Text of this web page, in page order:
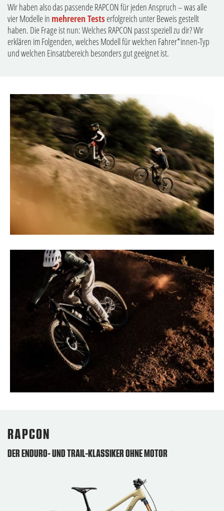
Wir haben also das passende RAPCON für jeden Anspruch – was alle
vier Modelle in mehreren Testserfolgreich unter Beweis gestellt
haben. Die Frage ist nun: Welches RAPCON passt speziell zu dir? Wir
erklären im Folgenden, welches Modell für welchen Fahrer*innen-Typ
und welchen Einsatzbereich besonders gut geeignet ist.
RAPCON
DER ENDURO- UND TRAIL-KLASSIKER OHNE MOTOR